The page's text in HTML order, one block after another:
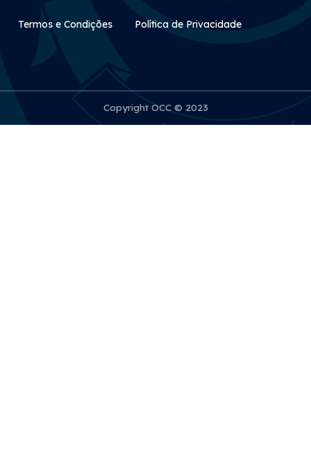
Rodapé Secundário
Termos e Condições Política de Privacidade
Copyright OCC © 2023